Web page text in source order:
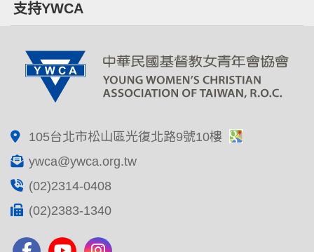
支持YWCA
105台北市松山區光復北路9號10樓
ywca@ywca.org.tw
(02)2314-0408
(02)2383-1340